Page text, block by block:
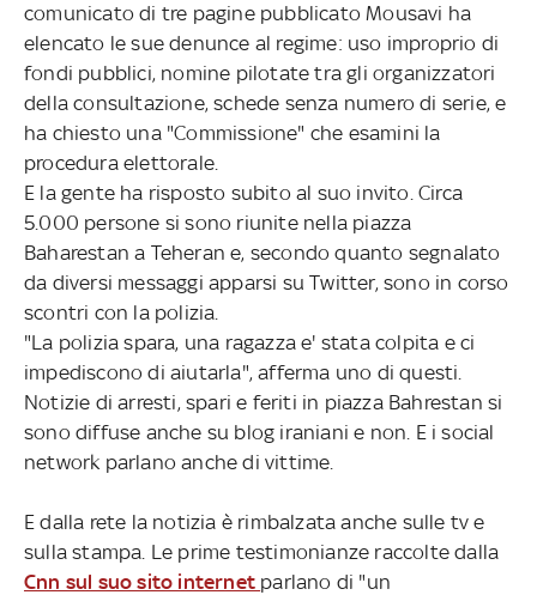
comunicato di tre pagine pubblicato Mousavi ha
elencato le sue denunce al regime: uso improprio di
fondi pubblici, nomine pilotate tra gli organizzatori
della consultazione, schede senza numero di serie, e
ha chiesto una "Commissione" che esamini la
procedura elettorale.
E la gente ha risposto subito al suo invito. Circa
5.000 persone si sono riunite nella piazza
Baharestan a Teheran e, secondo quanto segnalato
da diversi messaggi apparsi su Twitter, sono in corso
scontri con la polizia.
"La polizia spara, una ragazza e' stata colpita e ci
impediscono di aiutarla", afferma uno di questi.
Notizie di arresti, spari e feriti in piazza Bahrestan si
sono diffuse anche su blog iraniani e non. E i social
network parlano anche di vittime.
E dalla rete la notizia è rimbalzata anche sulle tv e
sulla stampa. Le prime testimonianze raccolte dalla
Cnn sul suo sito internet parlano di "un